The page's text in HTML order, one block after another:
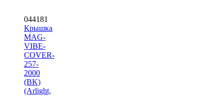
044181
Крышка
MAG-
VIBE-
COVER-
257-
2000
(BK)
(Arlight,